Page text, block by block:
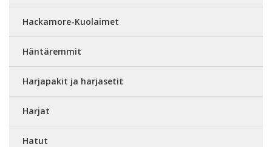
Hackamore-Kuolaimet
Häntäremmit
Harjapakit ja harjasetit
Harjat
Hatut